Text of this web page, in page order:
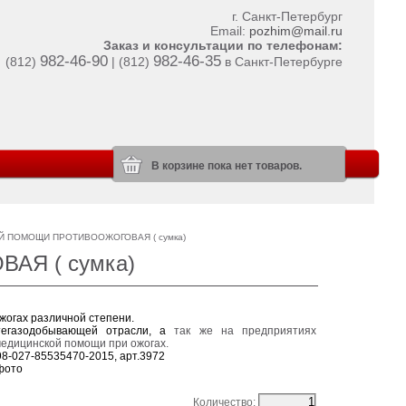
г. Санкт-Петербург
Email: pozhim@mail.ru
Заказ и консультации по телефонам:
(812) 982-46-90 | (812) 982-46-35 в Санкт-Петербурге
В корзине пока нет товаров.
ПОМОЩИ ПРОТИВООЖОГОВАЯ ( сумка)
( сумка)
различной степени.
отрасли, атак же на предприятиях
помощи при ожогах.
027-85535470-2015, арт.3972
Количество: